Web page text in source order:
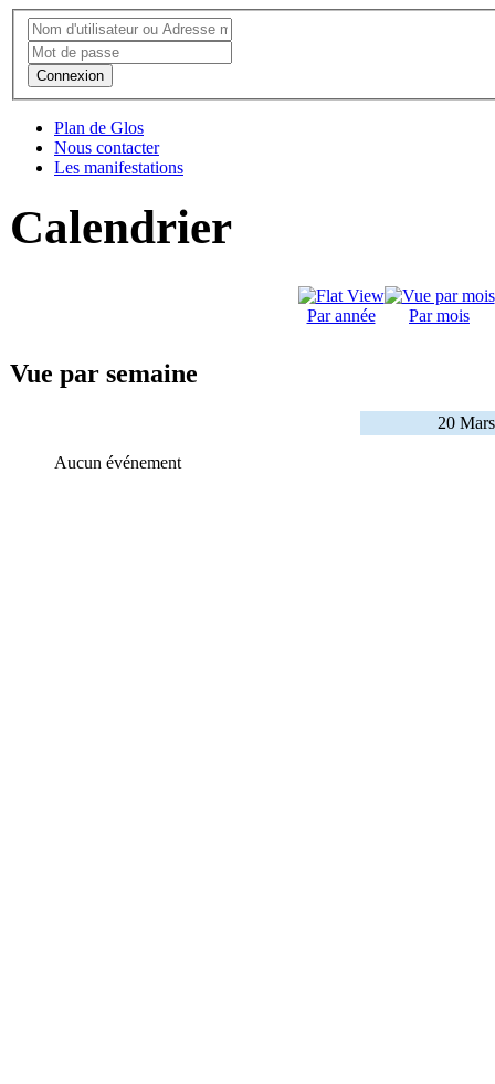
Connexion
Plan de Glos
Nous contacter
Les manifestations
Calendrier
Par année Par mois
Vue par semaine
20
Aucun événement